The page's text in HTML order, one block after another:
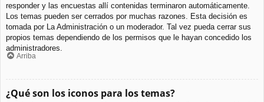
responder y las encuestas allí contenidas terminaron automáticamente.
Los temas pueden ser cerrados por muchas razones. Esta decisión es
tomada por La Administración o un moderador. Tal vez pueda cerrar sus
propios temas dependiendo de los permisos que le hayan concedido los
administradores.
Arriba
¿Qué son los iconos para los temas?